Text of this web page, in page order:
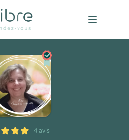
Open
4 avis